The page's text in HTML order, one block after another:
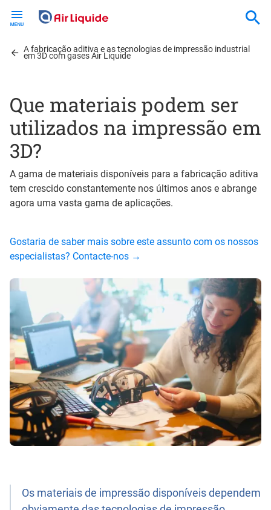
content
A fabricação aditiva e as tecnologias de impressão industrial
em 3D com gases Air Liquide
Que materiais podem ser
utilizados na impressão em
3D?
A gama de materiais disponíveis para a fabricação aditiva
tem crescido constantemente nos últimos anos e abrange
agora uma vasta gama de aplicações.
Gostaria de saber mais sobre este assunto com os nossos
especialistas? Contacte-nos →
Os materiais de impressão disponíveis dependem